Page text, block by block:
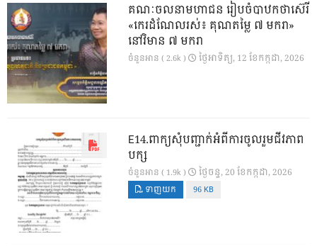
គណៈចលនាមហាជន រៀបចំបាឋកថាស៊េរី
«កេរដំណែលរស់៖ គុណតម្លៃ ៧ មករា»
នៅវិមាន ៧ មករា
ចំនួនអាន ( 2.6k ) ថ្ងៃ​អាទិត្យ, 12 ខែ​កក្កដា, 2026
E14.ពាក្យសុំបញ្ជាក់អំពីការចូលរួមជីវភាព
បក្ស
ចំនួនអាន ( 1.9k ) ថ្ងៃ​ចន្ទ, 20 ខែ​កក្កដា, 2026
ទាញយក 96 KB